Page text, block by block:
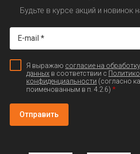
Будьте в курсе акций и новинок
Я выражаю согласие на
данных в соответствии с
конфиденциальности (согласно
поименованным в п. 4.2.6) *
Отправить